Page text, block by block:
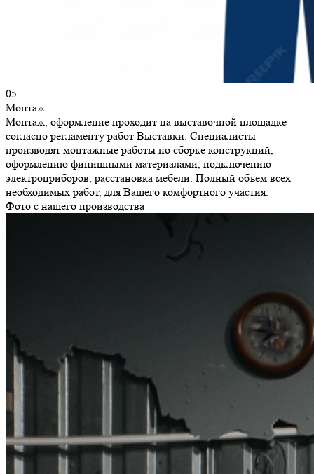
05
Монтаж
Монтаж, оформление проходит на выставочной площадке
согласно регламенту работ Выставки. Специалисты
производят монтажные работы по сборке конструкций,
оформлению финишными материалами, подключению
электроприборов, расстановка мебели. Полный объем всех
необходимых работ, для Вашего комфортного участия.
Фото с нашего производства